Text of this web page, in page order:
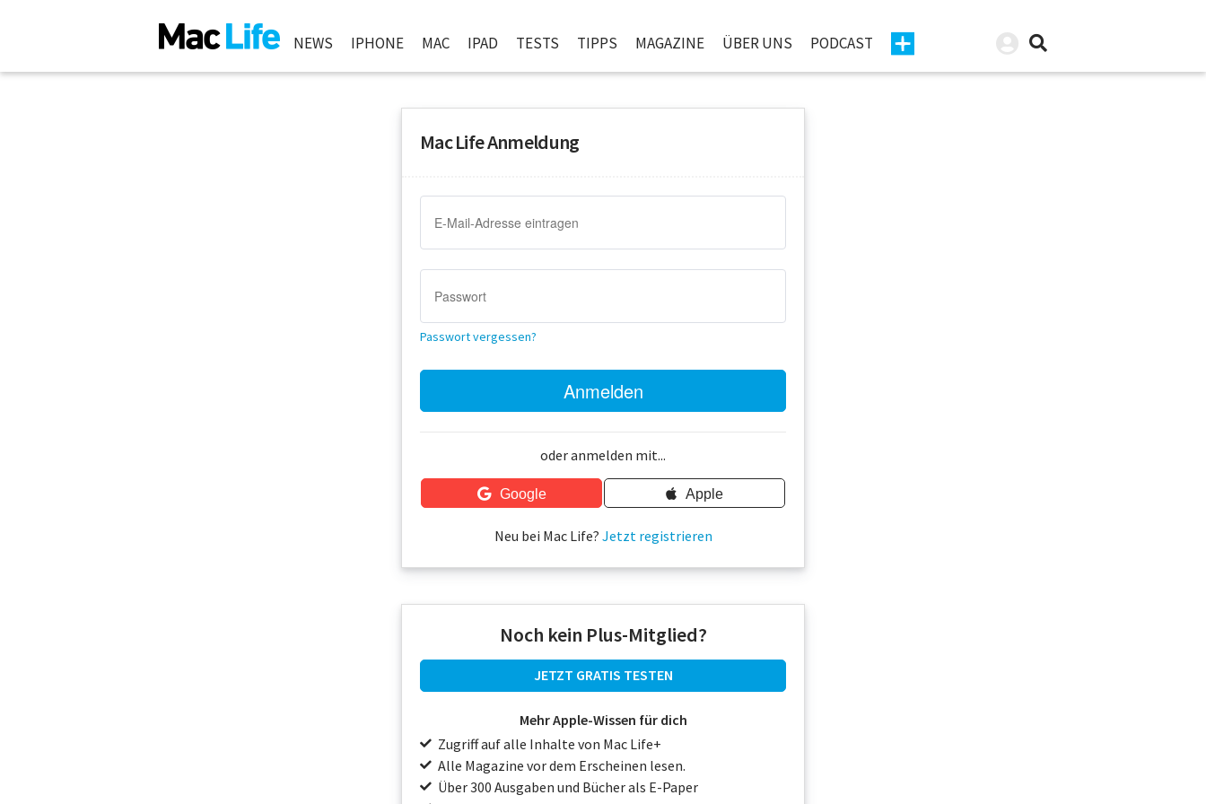
NEWS IPHONE MAC IPAD TESTS TIPPS MAGAZINE ÜBER UNS PODCAST
Mac Life Anmeldung
Passwort vergessen?
oder anmelden mit...
Google Apple
Neu bei Mac Life? Jetzt registrieren
Noch kein Plus-Mitglied?
JETZT GRATIS TESTEN
Mehr Apple-Wissen für dich
Zugriff auf alle Inhalte von Mac Life+
Alle Magazine vor dem Erscheinen lesen.
Über 300 Ausgaben und Bücher als E-Paper